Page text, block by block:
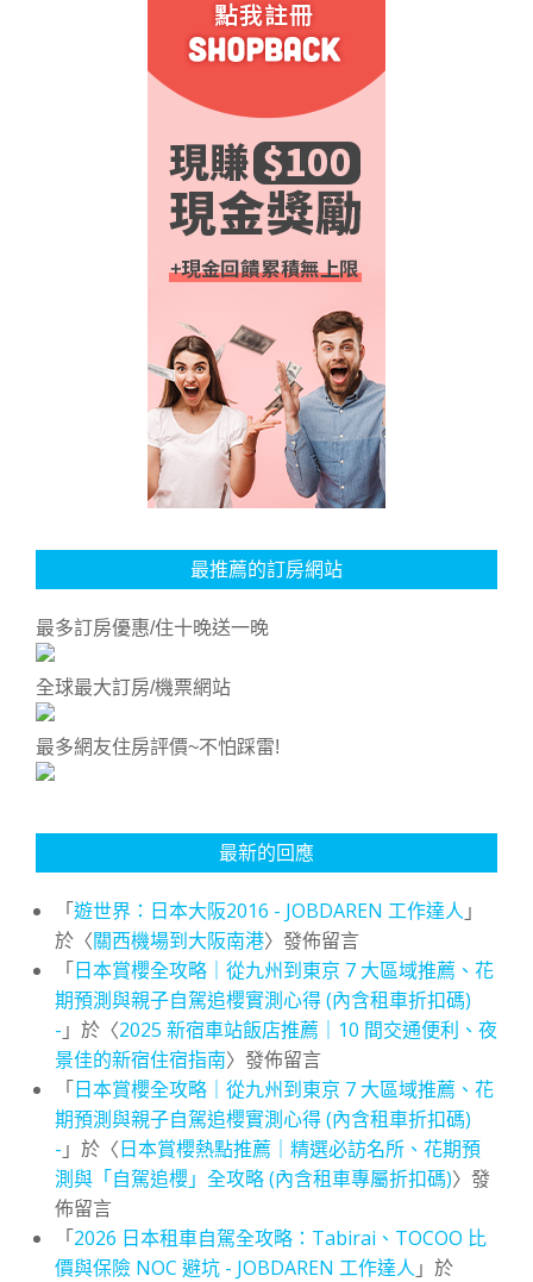
最推薦的訂房網站
最多訂房優惠/住十晚送一晚
全球最大訂房/機票網站
最多網友住房評價~不怕踩雷!
最新的回應
「遊世界：日本大阪2016 - JOBDAREN 工作達人 」
於〈關西機場到大阪南港〉發佈留言
「日本賞櫻全攻略｜從九州到東京 7 大區域推薦、花
期預測與親子自駕追櫻實測心得 (內含租車折扣碼)
- 」於〈2025 新宿車站飯店推薦｜10 間交通便利、夜
景佳的新宿住宿指南〉發佈留言
「日本賞櫻全攻略｜從九州到東京 7 大區域推薦、花
期預測與親子自駕追櫻實測心得 (內含租車折扣碼)
- 」於〈日本賞櫻熱點推薦｜精選必訪名所、花期預
測與「自駕追櫻」全攻略 (內含租車專屬折扣碼)〉發
佈留言
「2026 日本租車自駕全攻略：Tabirai、TOCOO 比
價與保險 NOC 避坑 - JOBDAREN 工作達人 」於